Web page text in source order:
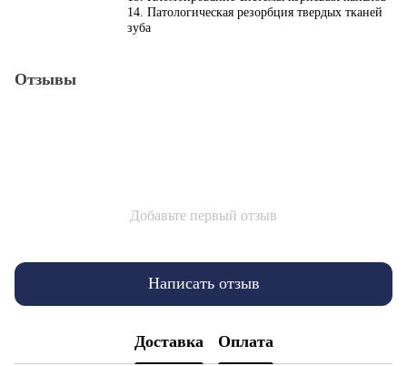
14. Патологическая резорбция твердых тканей
зуба
Отзывы
Добавьте первый отзыв
Написать отзыв
Доставка Оплата